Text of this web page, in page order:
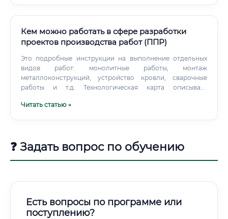
Кем можно работать в сфере разработки
проектов производства работ (ППР)
Это подробные инструкции на выполнение отдельных
видов работ: монолитные работы, монтаж
металлоконструкций, устройство кровли, сварочные
работы и т.д. Технологическая карта описывает
используемую технику и инструмент, нормы выработки,
Читать статью →
❓ Задать вопрос по обучению
Есть вопросы по программе или
поступлению?